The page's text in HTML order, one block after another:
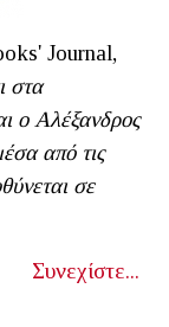
Journal,
στα
ο Αλέξανδρος
από τις
σε
Συνεχίστε...